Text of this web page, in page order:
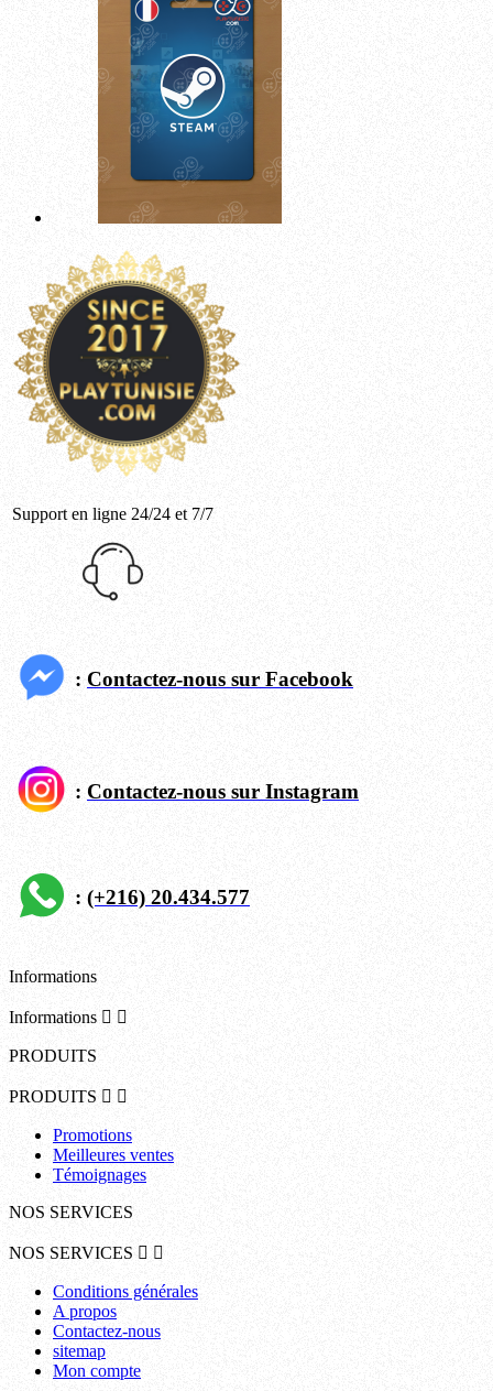
Support en ligne 24/24 et 7/7
: Contactez-nous sur Facebook
: Contactez-nous sur Instagram
: (+216) 20.434.577
Informations
Informations  
PRODUITS
PRODUITS  
Promotions
Meilleures ventes
Témoignages
NOS SERVICES
NOS SERVICES  
Conditions générales
A propos
Contactez-nous
sitemap
Mon compte